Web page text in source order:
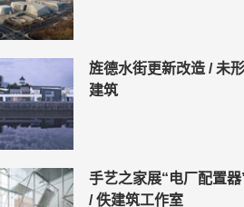
旌德水街更新改造 / 未形
建筑
手艺之家展“电厂配置器
/ 佚建筑工作室